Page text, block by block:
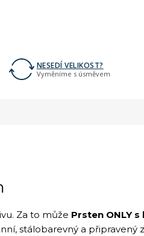
NESEDÍ VELIKOST?
Vyměníme s úsměvem
Za to může Prsten ONLY
stálobarevný a připravený